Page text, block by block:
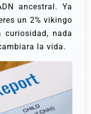
ancestral. Ya
un 2% vikingo
nada
la vida.